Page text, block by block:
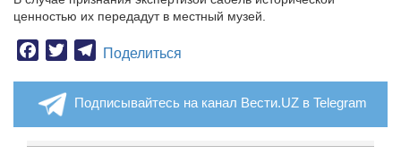
ценностью их передадут в местный музей.
Facebook
TwitterTelegram
Поделиться
Подписывайтесь на канал Вести.UZ в Telegram